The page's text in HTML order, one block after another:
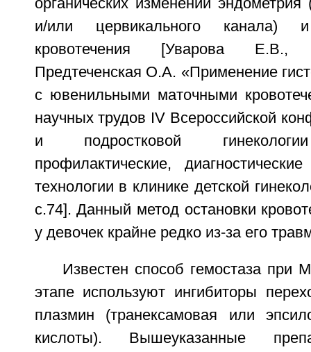
органических изменений
и/или цервикального канала)
кровотечения [Уварова
Предтеченская О.А. «Применение
с ювенильными маточными
научных трудов IV Всероссийской
и подростковой
профилактические,
технологии в клинике детской
с.74]. Данный метод остановки
у девочек крайне редко из-за его
Известен способ гемостаза при
этапе используют ингибиторы
плазмин (транексамовая или
кислоты). Вышеуказанные